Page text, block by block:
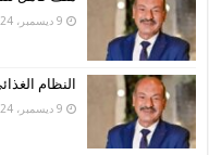
9 ديسمبر، 2024
النظام
9 ديسمبر، 2024